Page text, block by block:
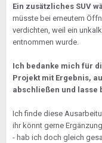
Ein zusätzliches SUV
müsste bei erneutem
verdichten, weil ein
entnommen wurde.
Ich bedanke mich für
Projekt mit Ergebnis,
abschließen und lasse
Ich finde diese
ihr könnt gerne
- hab ich doch gleich